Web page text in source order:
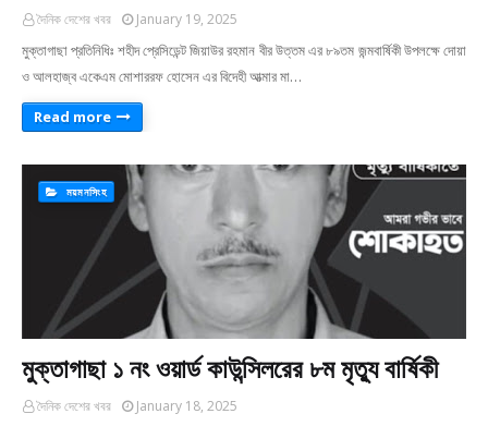
দৈনিক দেশের খবর January 19, 2025
মুক্তাগাছা প্রতিনিধিঃ শহীদ প্রেসিডেন্ট জিয়াউর রহমান বীর উত্তম এর ৮৯তম জন্মবার্ষিকী উপলক্ষে দোয়া
ও আলহাজ্ব একেএম মোশাররফ হোসেন এর বিদেহী আত্মার মা…
Read more
ময়মনসিংহ
মুক্তাগাছা ১ নং ওয়ার্ড কাউন্সিলরের ৮ম মৃত্যু বার্ষিকী
দৈনিক দেশের খবর January 18, 2025